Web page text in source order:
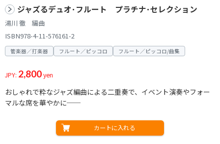
ジャズるデュオ･フルート プラチナ･セレクション
湯川 徹 編曲
ISBN978-4-11-576161-2
管楽器／打楽器 フルート／ピッコロ フルート／ピッコロ/曲集
JPY: 2,800yen
おしゃれで粋なジャズ編曲による二重奏で、イベント演奏やフォー
マルな席を華やかに──
カートに入れる